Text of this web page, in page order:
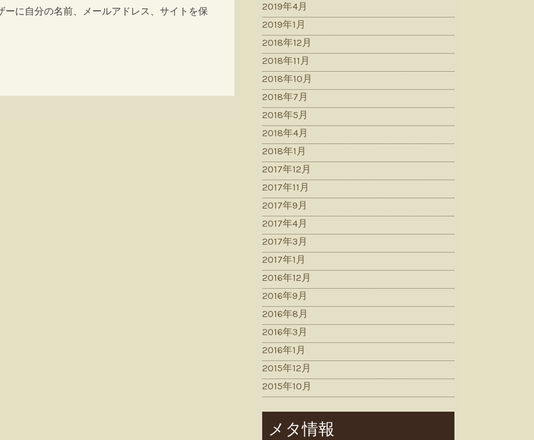
に自分の名前、メールアドレス、サイトを保
2019年4月
2019年1月
2018年12月
2018年11月
2018年10月
2018年7月
2018年5月
2018年4月
2018年1月
2017年12月
2017年11月
2017年9月
2017年4月
2017年3月
2017年1月
2016年12月
2016年9月
2016年8月
2016年3月
2016年1月
2015年12月
2015年10月
メタ情報